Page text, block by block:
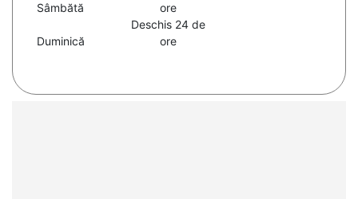
Sâmbătă
ore
Duminică
Deschis 24 de
ore